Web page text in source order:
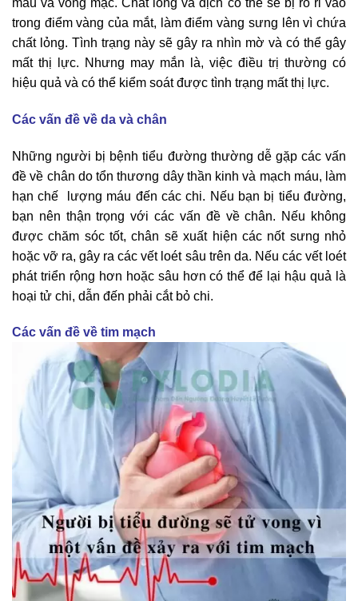
máu và võng mạc. Chất lỏng và dịch có thể sẽ bị rò rỉ vào
trong điểm vàng của mắt, làm điểm vàng sưng lên vì chứa
chất lỏng. Tình trạng này sẽ gây ra nhìn mờ và có thể gây
mất thị lực. Nhưng may mắn là, việc điều trị thường có
hiệu quả và có thể kiểm soát được tình trạng mất thị lực.
Các vấn đề về da và chân
Những người bị bệnh tiểu đường thường dễ gặp các vấn
đề về chân do tổn thương dây thần kinh và mạch máu, làm
hạn chế lượng máu đến các chi. Nếu bạn bị tiểu đường,
bạn nên thận trọng với các vấn đề về chân. Nếu không
được chăm sóc tốt, chân sẽ xuất hiện các nốt sưng nhỏ
hoặc vỡ ra, gây ra các vết loét sâu trên da. Nếu các vết loét
phát triển rộng hơn hoặc sâu hơn có thể để lại hậu quả là
hoại tử chi, dẫn đến phải cắt bỏ chi.
Các vấn đề về tim mạch